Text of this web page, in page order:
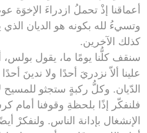
أعماقنا إذْ تحملُ ازدراءَ الإخوَة
وتسيءُ لله بكونه هو الديان
كذلك الآخرين.
سنقف كلُّنا يومًا ما، يقول
علينا ألاّ نزدريَ أحدًا ولا ندينَ
الدّيان. وكلُّ ركبةٍ ستجثو للمسيح
فلنفكّر إذًا بلحظةِ وقوفنا
الإنشغال بإدانة الناس. ولنفكرْ